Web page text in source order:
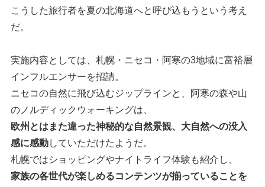
こうした旅行者を夏の北海道へと呼び込もうという考え
だ。
実施内容としては、札幌・ニセコ・阿寒の3地域に富裕層
インフルエンサーを招請。
ニセコの自然に飛び込むジップラインと、阿寒の森や山
のノルディックウォーキングは、
欧州とはまた違った神秘的な自然景観、大自然への没入
感に感動していただけたようだ。
札幌ではショッピングやナイトライフ体験も紹介し、
家族の各世代が楽しめるコンテンツが揃っていることを